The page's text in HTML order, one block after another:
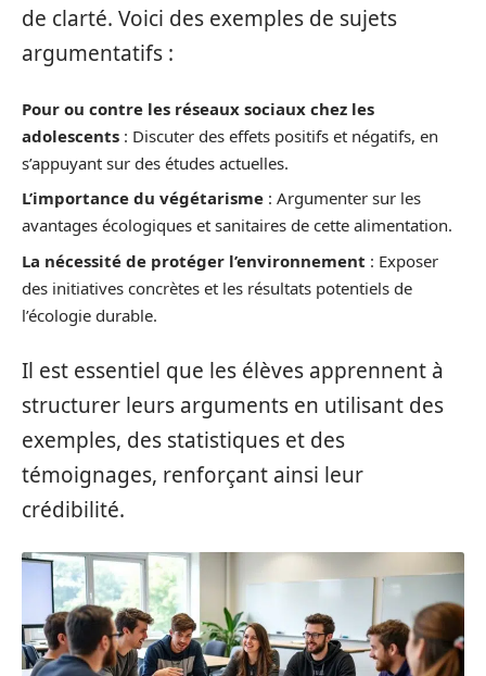
de clarté. Voici des exemples de sujets
argumentatifs :
Pour ou contre les réseaux sociaux chez les
adolescents : Discuter des effets positifs et négatifs, en
s’appuyant sur des études actuelles.
L’importance du végétarisme : Argumenter sur les
avantages écologiques et sanitaires de cette alimentation.
La nécessité de protéger l’environnement : Exposer
des initiatives concrètes et les résultats potentiels de
l’écologie durable.
Il est essentiel que les élèves apprennent à
structurer leurs arguments en utilisant des
exemples, des statistiques et des
témoignages, renforçant ainsi leur
crédibilité.